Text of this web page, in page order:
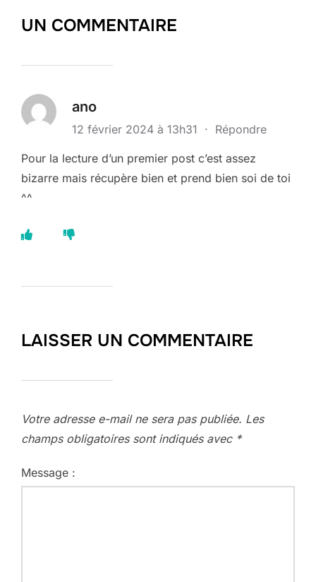
UN COMMENTAIRE
ano
12 février 2024 à 13h31 · Répondre
Pour la lecture d’un premier post c’est assez
bizarre mais récupère bien et prend bien soi de toi
^^
LAISSER UN COMMENTAIRE
Votre adresse e-mail ne sera pas publiée. Les
champs obligatoires sont indiqués avec *
Message :